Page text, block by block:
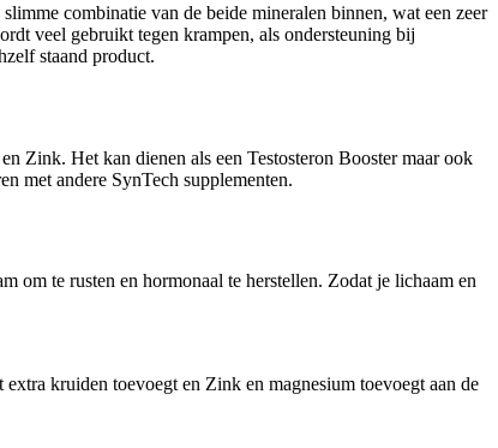
combinatie van de beide mineralen binnen, wat een zeer
veel gebruikt tegen krampen, als ondersteuning bij
staand product.
Zink. Het kan dienen als een Testosteron Booster maar ook
met andere SynTech supplementen.
om te rusten en hormonaal te herstellen. Zodat je lichaam en
kruiden toevoegt en Zink en magnesium toevoegt aan de